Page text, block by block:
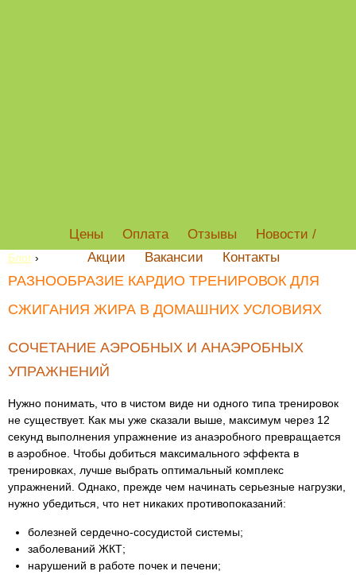
Цены Оплата Отзывы
Новости /
Акции
Вакансии Контакты
Блог ›
РАЗНООБРАЗИЕ КАРДИО ТРЕНИРОВОК ДЛЯ
СЖИГАНИЯ ЖИРА В ДОМАШНИХ УСЛОВИЯХ
СОЧЕТАНИЕ АЭРОБНЫХ И АНАЭРОБНЫХ
УПРАЖНЕНИЙ
Нужно понимать, что в чистом виде ни одного типа тренировок
не существует. Как мы уже сказали выше, максимум через 12
секунд выполнения упражнение из анаэробного превращается
в аэробное. Чтобы добиться максимального эффекта в
тренировках, лучше выбрать оптимальный комплекс
упражнений. Однако, прежде чем начинать серьезные нагрузки,
нужно убедиться, что нет никаких противопоказаний:
болезней сердечно-сосудистой системы;
заболеваний ЖКТ;
нарушений в работе почек и печени;